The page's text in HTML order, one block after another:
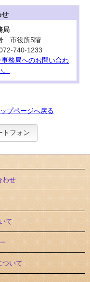
せ
局
市役所5階
740-1233
務局へのお問い合わ
ップページへ戻る
トフォン
わせ
て
ついて